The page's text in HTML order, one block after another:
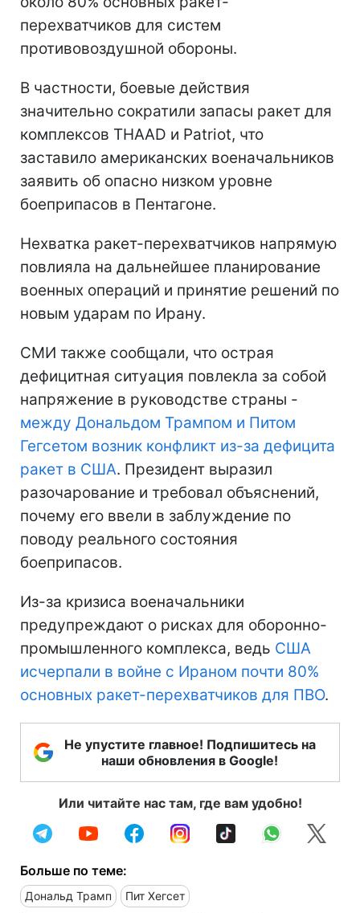
перехватчиков для систем
противовоздушной обороны.
В частности, боевые действия
значительно сократили запасы ракет для
комплексов THAAD и Patriot, что
заставило американских военачальников
заявить об опасно низком уровне
боеприпасов в Пентагоне.
Нехватка ракет-перехватчиков напрямую
повлияла на дальнейшее планирование
военных операций и принятие решений по
новым ударам по Ирану.
СМИ также сообщали, что острая
дефицитная ситуация повлекла за собой
напряжение в руководстве страны -
между Дональдом Трампом и Питом
Гегсетом возник конфликт из-за дефицита
ракет в США. Президент выразил
разочарование и требовал объяснений,
почему его ввели в заблуждение по
поводу реального состояния
боеприпасов.
Из-за кризиса военачальники
предупреждают о рисках для оборонно-
промышленного комплекса, ведь США
исчерпали в войне с Ираном почти 80%
основных ракет-перехватчиков для ПВО.
Не упустите главное! Подпишитесь на
наши обновления в Google!
Или читайте нас там, где вам удобно!
Больше по теме:
Дональд Трамп Пит Хегсет